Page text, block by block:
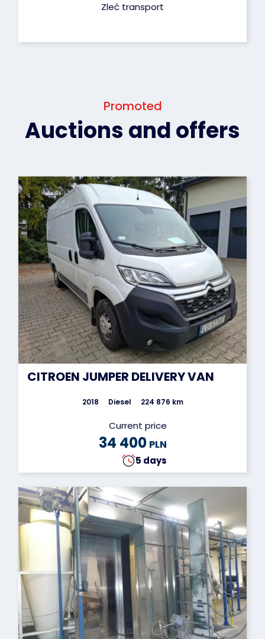
Zleć transport
Promoted
Auctions and offers
CITROEN JUMPER DELIVERY VAN
2018 Diesel 224 876 km
Current price
34 400 PLN
5 days